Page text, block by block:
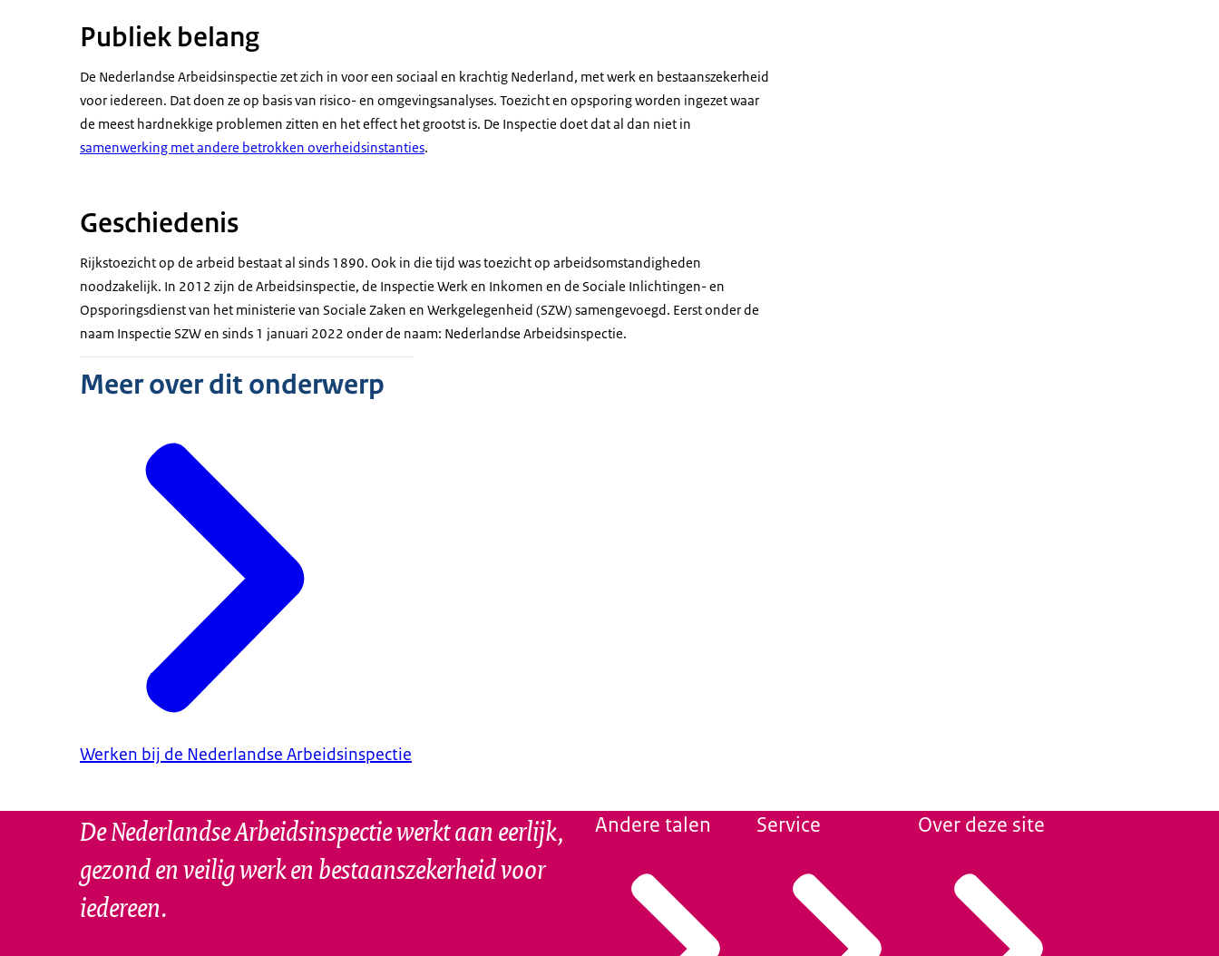
Publiek belang
De Nederlandse Arbeidsinspectie zet zich in voor een sociaal en krachtig Nederland, met werk en bestaanszekerheid
voor iedereen. Dat doen ze op basis van risico- en omgevingsanalyses. Toezicht en opsporing worden ingezet waar
de meest hardnekkige problemen zitten en het effect het grootst is. De Inspectie doet dat al dan niet in
samenwerking met andere betrokken overheidsinstanties.
Geschiedenis
Rijkstoezicht op de arbeid bestaat al sinds 1890. Ook in die tijd was toezicht op arbeidsomstandigheden
noodzakelijk. In 2012 zijn de Arbeidsinspectie, de Inspectie Werk en Inkomen en de Sociale Inlichtingen- en
Opsporingsdienst van het ministerie van Sociale Zaken en Werkgelegenheid (SZW) samengevoegd. Eerst onder de
naam Inspectie SZW en sinds 1 januari 2022 onder de naam: Nederlandse Arbeidsinspectie.
Meer over dit onderwerp
Werken bij de Nederlandse Arbeidsinspectie
De Nederlandse Arbeidsinspectie werkt aan eerlijk,
gezond en veilig werk en bestaanszekerheid voor
iedereen.
Andere talen Service Over deze site